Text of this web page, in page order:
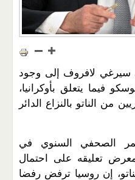
سيرغي لافروف إلى وجود
فيما يتعلق بأوكرانيا،
الناتو بالنزاع الدائر
الصحفي السنوي في
تعليقه على احتمال
إن روسيا ترفض رفضا